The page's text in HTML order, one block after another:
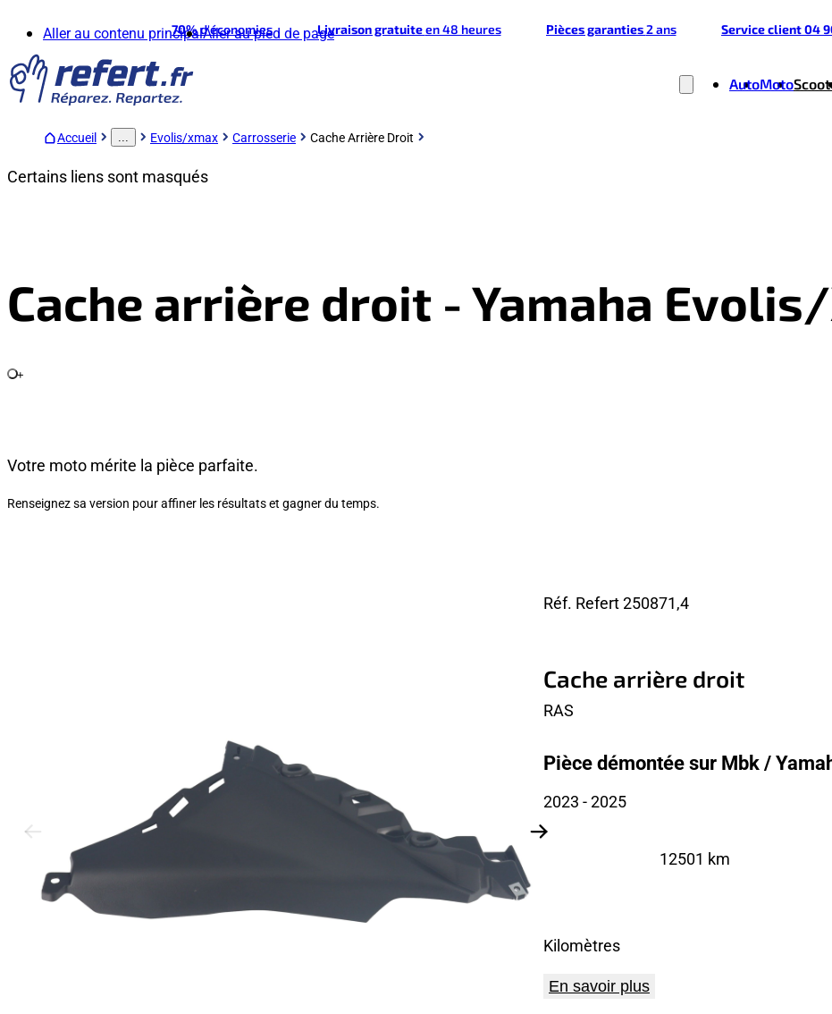
Aller au contenu principalAller au pied de page
70%d'économies Livraison gratuiteen 48 heures Pièces garanties2 ans Service client 04
AutoMoto
Accueil ... Evolis/xmax Carrosserie Cache Arrière Droit
Certains liens sont masqués
Cache arrière droit - Yamaha
+
Votre moto mérite la pièce parfaite.
Renseignez sa version pour affiner les résultats et gagner du temps.
Réf. Refert250871,4
Cache arrière droit
RAS
Pièce démontée sur Mbk /
2023 - 2025
Kilomètres
12501 km
En savoir plus